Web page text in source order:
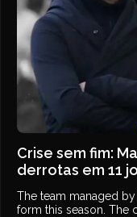
Crise sem fim:
derrotas em 11
The team managed
form this season. The